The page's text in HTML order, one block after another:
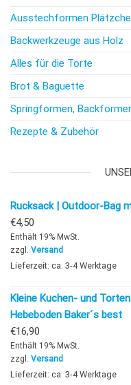
Ausstechformen
Backwerkzeuge aus Holz
Alles für die Torte
Brot & Baguette
Springformen,
Rezepte & Zubehör
Rucksack | Outdoor-Bag
€4,50
Enthält 19% MwSt.
zzgl. Versand
Lieferzeit: ca. 3-4 Werktage
Kleine Kuchen- und
Hebeboden Baker´s best
€16,90
Enthält 19% MwSt.
zzgl. Versand
Lieferzeit: ca. 3-4 Werktage